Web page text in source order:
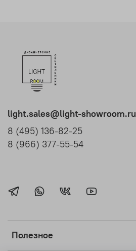
Полезное
light.sales@light-showroom.ru
8 (495) 136-82-25
8 (966) 377-55-54